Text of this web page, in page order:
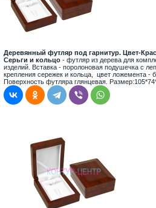
Деревянный футляр под гарнитур. Цвет-
Серьги и кольцо - футляр из дерева для
изделий. Вставка - поролоновая подушечка с
крепления сережек и кольца, цвет ложемента -
Поверхность футляра глянцевая.